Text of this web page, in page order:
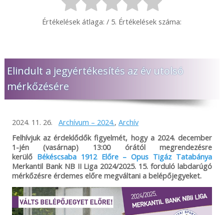
Értékelések átlaga:/ 5. Értékelések száma:
Elindult a jegyértékesítés az év utolsó
mérkőzésére
2024. 11. 26. Archívum – 2024., Archív
Felhívjuk az érdeklődők figyelmét, hogy a 2024. december
1-jén (vasárnap) 13:00 órától megrendezésre
kerülő Békéscsaba 1912 Előre – Opus Tigáz Tatabánya
Merkantil Bank NB II Liga 2024/2025. 15. forduló labdarúgó
mérkőzésre érdemes előre megváltani a belépőjegyeket.